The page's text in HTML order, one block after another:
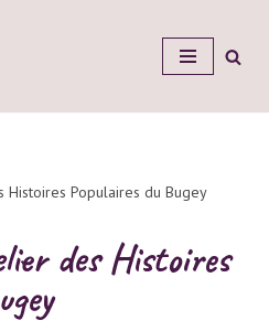
Histoires Populaires du Bugey
des Histoires